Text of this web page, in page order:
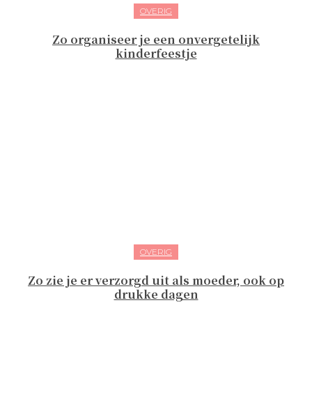
OVERIG
Zo organiseer je een onvergetelijk
kinderfeestje
OVERIG
Zo zie je er verzorgd uit als moeder, ook op
drukke dagen